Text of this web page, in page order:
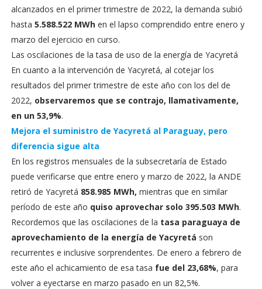
alcanzados en el primer trimestre de 2022, la demanda subió
hasta 5.588.522 MWhen el lapso comprendido entre enero y
marzo del ejercicio en curso.
Las oscilaciones de la tasa de uso de la energía de Yacyretá
En cuanto a la intervención de Yacyretá, al cotejar los
resultados del primer trimestre de este año con los del de
2022, observaremos que se contrajo, llamativamente,
en un 53,9%.
Mejora el suministro de Yacyretá al Paraguay, pero
diferencia sigue alta
En los registros mensuales de la subsecretaría de Estado
puede verificarse que entre enero y marzo de 2022, la ANDE
retiró de Yacyretá 858.985 MWh, mientras que en similar
período de este año quiso aprovechar solo 395.503 MWh.
Recordemos que las oscilaciones de la tasa paraguaya de
aprovechamiento de la energía de Yacyretá son
recurrentes e inclusive sorprendentes. De enero a febrero de
este año el achicamiento de esa tasa fue del 23,68%, para
volver a eyectarse en marzo pasado en un 82,5%.